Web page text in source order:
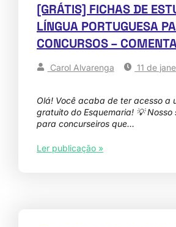
[GRÁTIS] FICHAS DE
LÍNGUA PORTUGUESA
CONCURSOS –
Carol Alvarenga 11 de
Olá! Você acaba de ter acesso a
gratuito do Esquemaria! 💡 Nosso
para concurseiros que…
Ler publicação »